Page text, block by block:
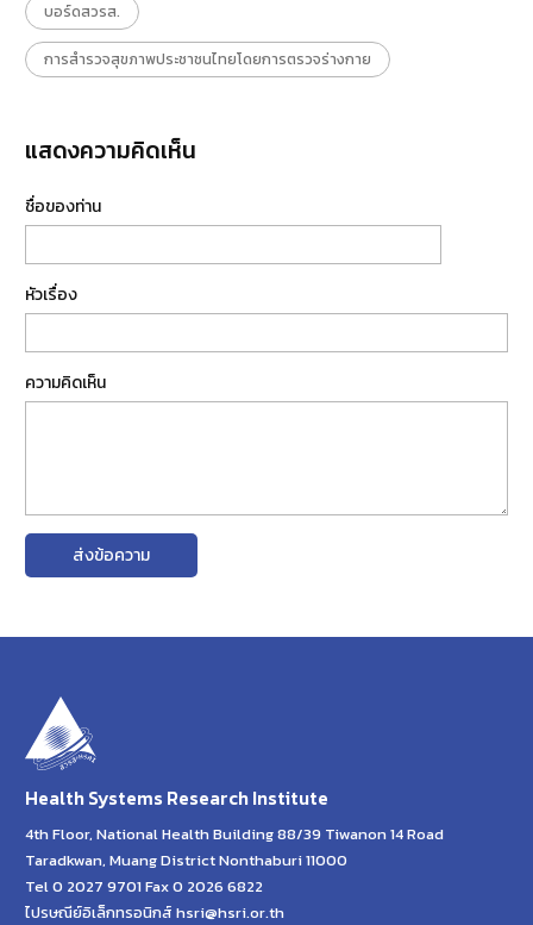
บอร์ดสวรส.
การสำรวจสุขภาพประชาชนไทยโดยการตรวจร่างกาย
แสดงความคิดเห็น
ชื่อของท่าน
หัวเรื่อง
ความคิดเห็น
ส่งข้อความ
Health Systems Research Institute
4th Floor, National Health Building 88/39 Tiwanon 14 Road
Taradkwan, Muang District Nonthaburi 11000
Tel 0 2027 9701 Fax 0 2026 6822
ไปรษณีย์อิเล็กทรอนิกส์ hsri@hsri.or.th